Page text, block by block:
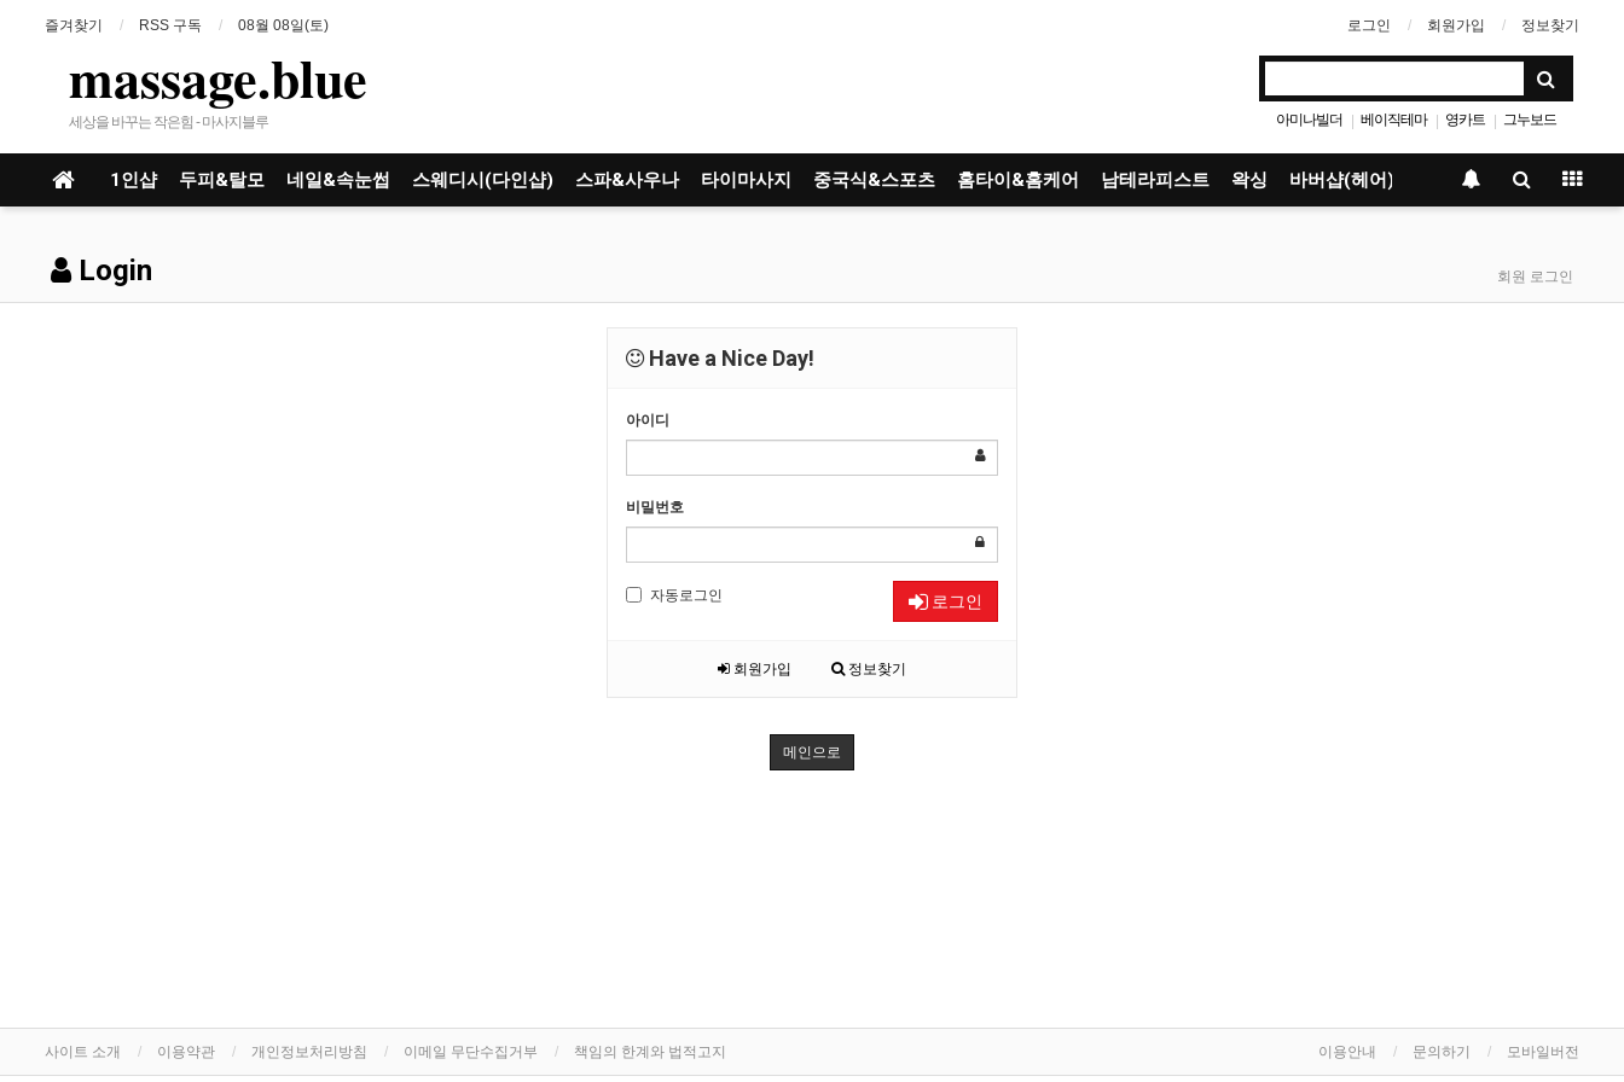
즐겨찾기 RSS 구독 08월 08일(토) 로그인 회원가입 정보찾기
massage.blue
세상을 바꾸는 작은힘 - 마사지블루 아미나빌더 | 베이직테마 | 영카트 | 그누보드
1인샵 두피&탈모 네일&속눈썹 스웨디시(다인샵) 스파&사우나 타이마사지 중국식&스포츠 홈타이&홈케어 남테라피스트 왁싱 바버샵(헤어)
Login 회원 로그인
Have a Nice Day!
아이디
비밀번호
자동로그인 로그인
회원가입 정보찾기
메인으로
사이트 소개 이용약관 개인정보처리방침 이메일 무단수집거부 책임의 한계와 법적고지 이용안내 문의하기 모바일버전